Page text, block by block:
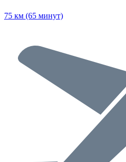
75 км (65 минут)